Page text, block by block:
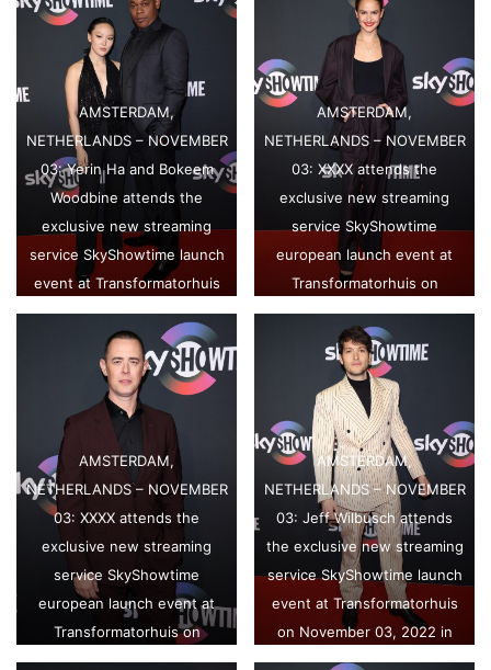
(Photo by Tim P.
Whitby/Getty Images for
SkyShowtime)
(Photo by Tim P.
Whitby/Getty Images for
SkyShowtime)
AMSTERDAM,
NETHERLANDS – NOVEMBER
03: Yerin Ha and Bokeem
Woodbine attends the
exclusive new streaming
service SkyShowtime launch
event at Transformatorhuis
on November 03, 2022 in
Amsterdam, Netherlands.
(Photo by Tim P.
Whitby/Getty Images for
SkyShowtime)
AMSTERDAM,
NETHERLANDS – NOVEMBER
03: XXXX attends the
exclusive new streaming
service SkyShowtime
european launch event at
Transformatorhuis on
November 03, 2022 in
Amsterdam, Netherlands.
(Photo by Tim P.
Whitby/Getty Images for
SkyShowtime)
AMSTERDAM,
NETHERLANDS – NOVEMBER
03: XXXX attends the
exclusive new streaming
service SkyShowtime
european launch event at
Transformatorhuis on
November 03, 2022 in
AMSTERDAM,
NETHERLANDS – NOVEMBER
03: Jeff Wilbusch attends
the exclusive new streaming
service SkyShowtime launch
event at Transformatorhuis
on November 03, 2022 in
Amsterdam, Netherlands.